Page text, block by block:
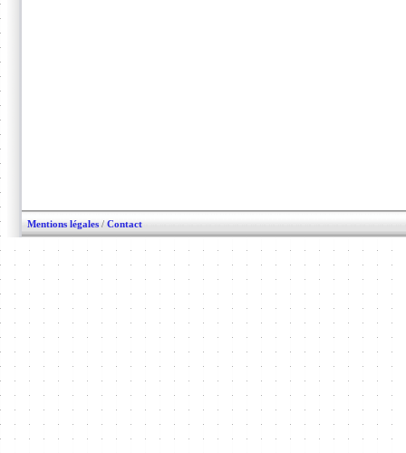
Mentions légales / Contact